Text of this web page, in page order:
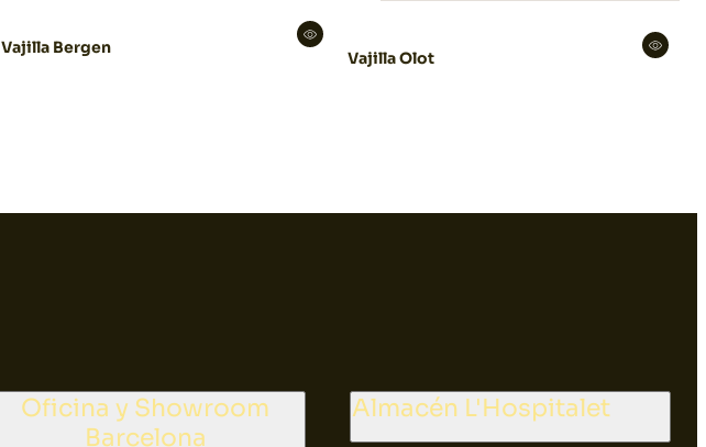
Vajilla Bergen
Vajilla Olot
Oficina y Showroom
Barcelona
Almacén L'Hospitalet